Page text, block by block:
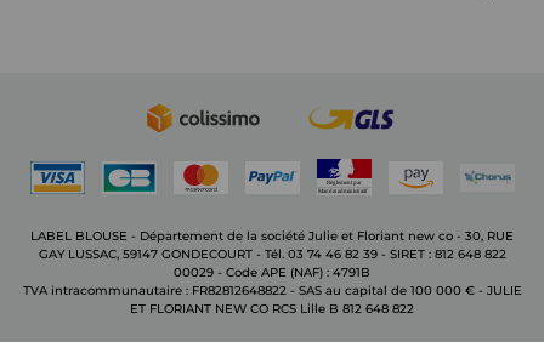
LABEL BLOUSE - Département de la société Julie et Floriant new co - 30, RUE
GAY LUSSAC, 59147 GONDECOURT - Tél. 03 74 46 82 39 - SIRET : 812 648 822
00029 - Code APE (NAF) : 4791B
TVA intracommunautaire : FR82812648822 - SAS au capital de 100 000 € - JULIE
ET FLORIANT NEW CO RCS Lille B 812 648 822